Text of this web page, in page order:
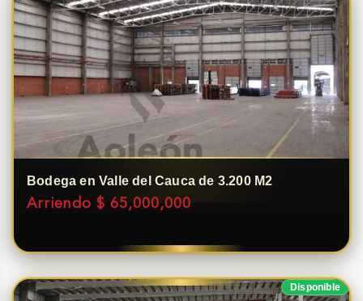
Bodega en Valle del Cauca de 3.200 M2
Arriendo $ 65,000,000
Disponible